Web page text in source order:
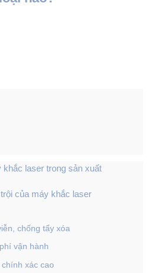
laser trong sản xuất
của máy khắc laser
chống tẩy xóa
vận hành
xác cao